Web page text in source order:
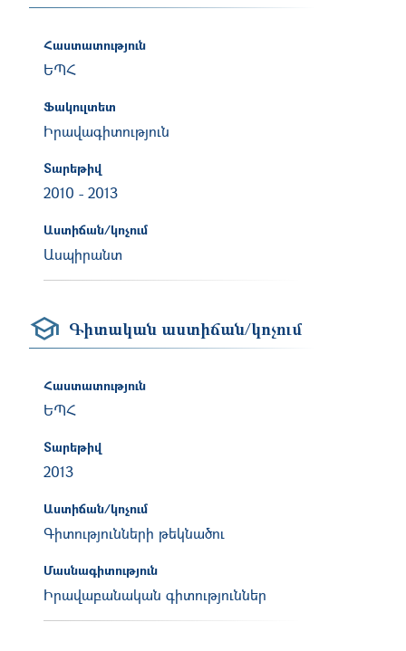
Հաստատություն
ԵՊՀ
Ֆակուլտետ
Իրավագիտություն
Տարեթիվ
2010 - 2013
Աստիճան/կոչում
Ասպիրանտ
Գիտական աստիճան/կոչում
Հաստատություն
ԵՊՀ
Տարեթիվ
2013
Աստիճան/կոչում
Գիտությունների թեկնածու
Մասնագիտություն
Իրավաբանական գիտություններ